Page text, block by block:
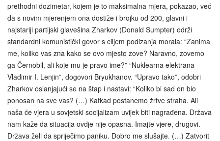
prethodni dozimetar, kojem je to maksimalna mjera, pokazao, već
da s novim mjerenjem ona dostiže i brojku od 200, glavni i
najstariji partijski glavešina Zharkov (Donald Sumpter) održi
standardni komunistički govor s ciljem podizanja morala: “Zanima
me, koliko vas zna kako se ovo mjesto zove? Naravno, zovemo
ga Černobil, ali koje mu je pravo ime?” “Nuklearna elektrana
Vladimir I. Lenjin”, dogovori Bryukhanov. “Upravo tako”, odobri
Zharkov oslanjajući se na štap i nastavi: “Koliko bi sad on bio
ponosan na sve vas? (…) Katkad postanemo žrtve straha. Ali
naša će vjera u sovjetski socijalizam uvijek biti nagrađena. Država
nam kaže da situacija ovdje nije opasna. Imajte vjere, drugovi.
Država želi da spriječimo paniku. Dobro me slušajte. (…) Zatvorit